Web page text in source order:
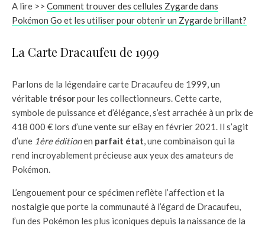
A lire >> Comment trouver des cellules Zygarde dans
Pokémon Go et les utiliser pour obtenir un Zygarde brillant?
La Carte Dracaufeu de 1999
Parlons de la légendaire carte Dracaufeu de 1999, un
véritable trésorpour les collectionneurs. Cette carte,
symbole de puissance et d’élégance, s’est arrachée à un prix de
418 000 € lors d’une vente sur eBay en février 2021. Il s’agit
d’une 1ère éditionen parfait état, une combinaison qui la
rend incroyablement précieuse aux yeux des amateurs de
Pokémon.
L’engouement pour ce spécimen reflète l’affection et la
nostalgie que porte la communauté à l’égard de Dracaufeu,
l’un des Pokémon les plus iconiques depuis la naissance de la